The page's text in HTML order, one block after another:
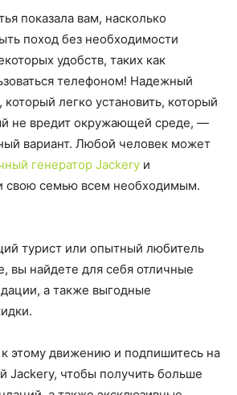
показала вам, насколько
поход без необходимости
удобств, таких как
телефоном! Надежный
который легко установить, который
не вредит окружающей среде, —
вариант. Любой человек может
генератор Jackery и
свою семью всем необходимым.
турист или опытный любитель
вы найдете для себя отличные
а также выгодные
этому движению и подпишитесь на
Jackery, чтобы получить больше